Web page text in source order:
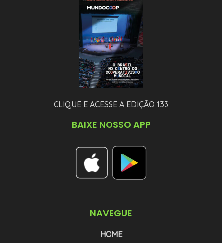
CLIQUE E ACESSE A EDIÇÃO 133
BAIXE NOSSO APP
NAVEGUE
HOME